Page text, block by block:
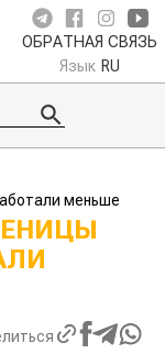
ОБРАТНАЯ СВЯЗЬ
Язык RU
меньше